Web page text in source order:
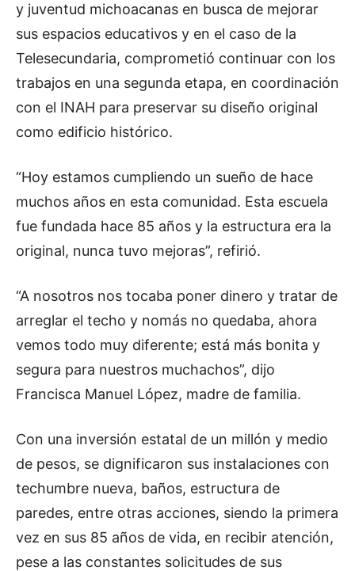
y juventud michoacanas en busca de mejorar
sus espacios educativos y en el caso de la
Telesecundaria, comprometió continuar con los
trabajos en una segunda etapa, en coordinación
con el INAH para preservar su diseño original
como edificio histórico.
“Hoy estamos cumpliendo un sueño de hace
muchos años en esta comunidad. Esta escuela
fue fundada hace 85 años y la estructura era la
original, nunca tuvo mejoras”, refirió.
“A nosotros nos tocaba poner dinero y tratar de
arreglar el techo y nomás no quedaba, ahora
vemos todo muy diferente; está más bonita y
segura para nuestros muchachos”, dijo
Francisca Manuel López, madre de familia.
Con una inversión estatal de un millón y medio
de pesos, se dignificaron sus instalaciones con
techumbre nueva, baños, estructura de
paredes, entre otras acciones, siendo la primera
vez en sus 85 años de vida, en recibir atención,
pese a las constantes solicitudes de sus